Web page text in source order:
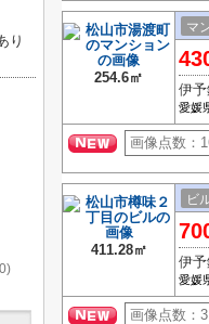
254.6㎡
マ
伊
愛媛
画像点数：
411.28㎡
ビ
伊
愛媛
画像点数：
り